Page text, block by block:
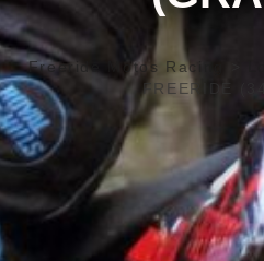
Freeride Motos Racing
FREERIDE